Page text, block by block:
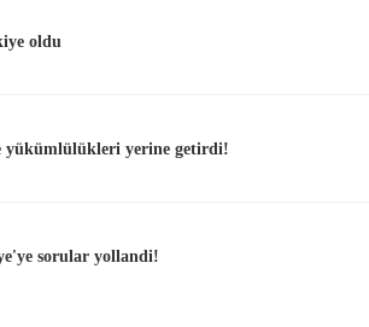
oldu
yerine getirdi!
sorular yollandi!